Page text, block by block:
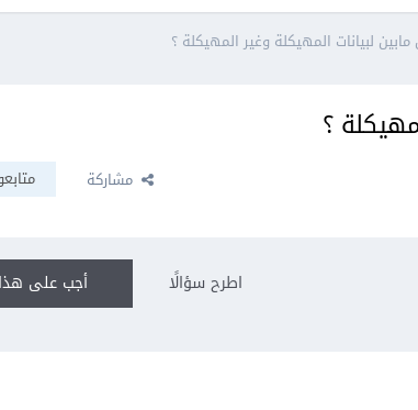
لبيانات المهيكلة وغير المهيكلة ؟
؟
مشاركة
أجب على اطرح سؤالًا